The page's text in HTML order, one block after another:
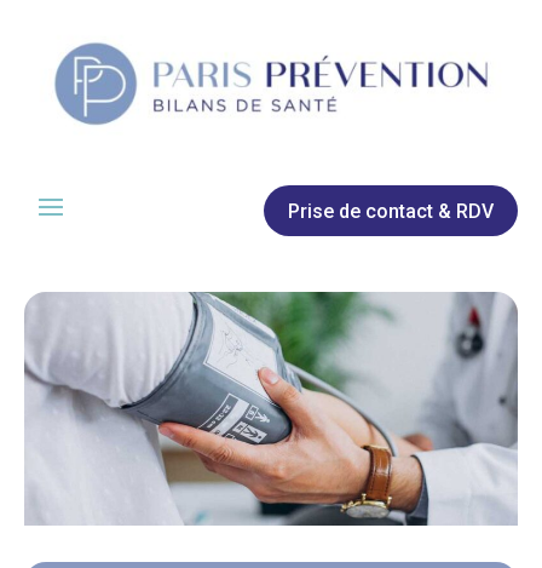
Prise de contact & RDV